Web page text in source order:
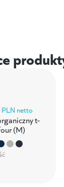
PLN netto
t-
(M)